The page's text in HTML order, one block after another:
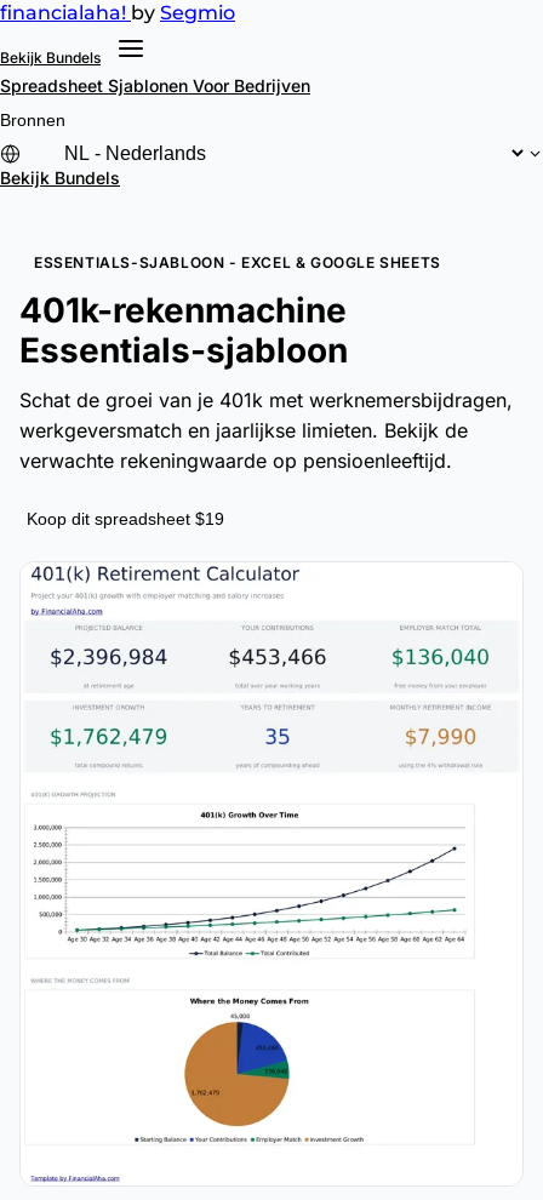
financialaha! by Segmio
Bekijk Bundels
Spreadsheet Sjablonen Voor Bedrijven
Bronnen
Bekijk Bundels
ESSENTIALS-SJABLOON - EXCEL & GOOGLE SHEETS
401k-rekenmachine
Essentials-sjabloon
Schat de groei van je 401k met werknemersbijdragen,
werkgeversmatch en jaarlijkse limieten. Bekijk de
verwachte rekeningwaarde op pensioenleeftijd.
Koop dit spreadsheet $19